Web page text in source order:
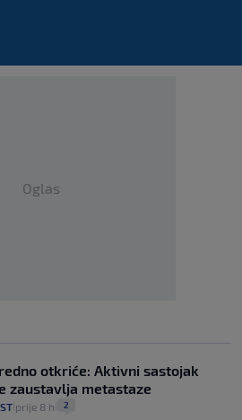
Oglas
otkriće: Aktivni sastojak
zaustavlja metastaze
prije 8 h 2